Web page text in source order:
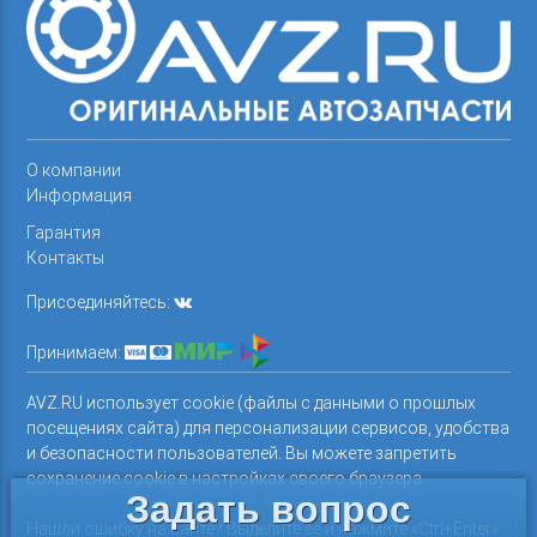
О компании
Информация
Гарантия
Контакты
Присоединяйтесь:
Принимаем:
AVZ.RU использует cookie (файлы с данными о прошлых
посещениях сайта) для персонализации сервисов, удобства
и безопасности пользователей. Вы можете запретить
сохранение cookie в настройках своего браузера.
Нашли ошибку на сайте? Выделите ее и нажмите «Ctrl+Enter»
Задать вопрос